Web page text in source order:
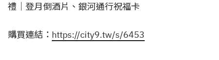
禮｜登月倒酒片、銀河通行祝福卡
購買連結： https://city9.tw/s/6453